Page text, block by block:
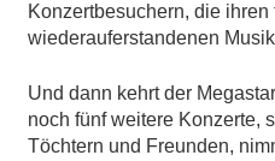
Konzertbesuchern, die ihren
wiederauferstandenen
Und dann kehrt der
noch fünf weitere Konzerte,
Töchtern und Freunden,